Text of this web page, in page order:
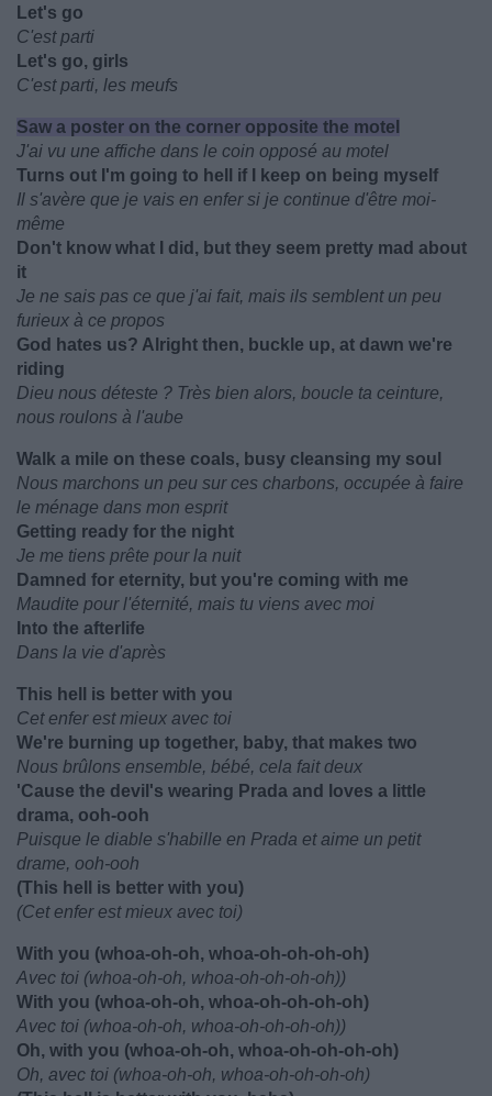
Let's go
C'est parti
Let's go, girls
C'est parti, les meufs
Saw a poster on the corner opposite the motel
J'ai vu une affiche dans le coin opposé au motel
Turns out I'm going to hell if I keep on being myself
Il s'avère que je vais en enfer si je continue d'être moi-
même
Don't know what I did, but they seem pretty mad about
it
Je ne sais pas ce que j'ai fait, mais ils semblent un peu
furieux à ce propos
God hates us? Alright then, buckle up, at dawn we're
riding
Dieu nous déteste ? Très bien alors, boucle ta ceinture,
nous roulons à l'aube
Walk a mile on these coals, busy cleansing my soul
Nous marchons un peu sur ces charbons, occupée à faire
le ménage dans mon esprit
Getting ready for the night
Je me tiens prête pour la nuit
Damned for eternity, but you're coming with me
Maudite pour l'éternité, mais tu viens avec moi
Into the afterlife
Dans la vie d'après
This hell is better with you
Cet enfer est mieux avec toi
We're burning up together, baby, that makes two
Nous brûlons ensemble, bébé, cela fait deux
'Cause the devil's wearing Prada and loves a little
drama, ooh-ooh
Puisque le diable s'habille en Prada et aime un petit
drame, ooh-ooh
(This hell is better with you)
(Cet enfer est mieux avec toi)
With you (whoa-oh-oh, whoa-oh-oh-oh-oh)
Avec toi (whoa-oh-oh, whoa-oh-oh-oh-oh))
With you (whoa-oh-oh, whoa-oh-oh-oh-oh)
Avec toi (whoa-oh-oh, whoa-oh-oh-oh-oh))
Oh, with you (whoa-oh-oh, whoa-oh-oh-oh-oh)
Oh, avec toi (whoa-oh-oh, whoa-oh-oh-oh-oh)